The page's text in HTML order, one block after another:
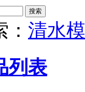
清水
列表